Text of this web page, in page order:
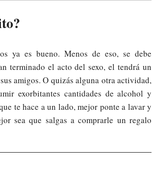
ya es bueno. Menos de eso, se debe
terminado el acto del sexo, el tendrá un
amigos. O quizás alguna otra actividad,
exorbitantes cantidades de alcohol y
te hace a un lado, mejor ponte a lavar y
sea que salgas a comprarle un regalo